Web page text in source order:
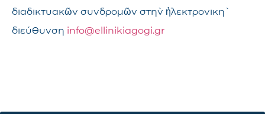
διαδικτυακῶν συνδρομῶν στὴν ἠλεκτρονικὴ
διεύθυνση info@ellinikiagogi.gr